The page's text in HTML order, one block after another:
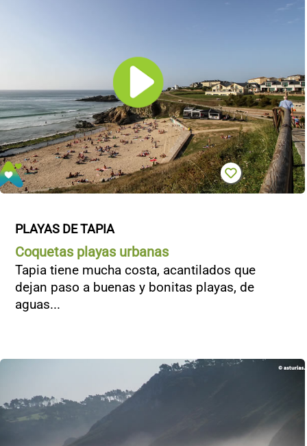
PLAYAS DE TAPIA
Coquetas playas urbanas
Tapia tiene mucha costa, acantilados que
dejan paso a buenas y bonitas playas, de
aguas...